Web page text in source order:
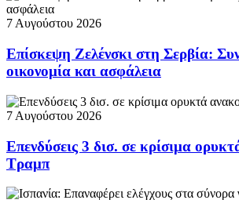
7 Αυγούστου 2026
Επίσκεψη Ζελένσκι στη Σερβία:
οικονομία και ασφάλεια
7 Αυγούστου 2026
Επενδύσεις 3 δισ. σε κρίσιμα
Τραμπ